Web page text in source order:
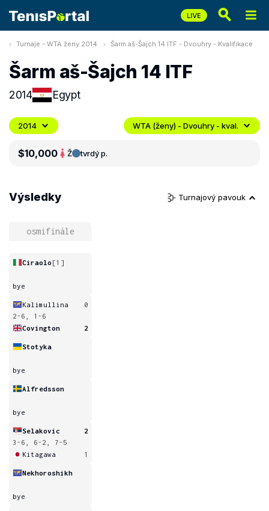
Turnaje - WTA ženy 2014 Šarm aš-Šajch 14 ITF - Dvouhry - Kvalifikace
Šarm aš-Šajch 14 ITF
2014 Egypt
2014 WTA (ženy) - Dvouhry - kval.
$10,000 Ž tvrdý p.
Výsledky Turnajový pavouk
osmifinále
Ciraolo [1]
bye
Kalimullina
0
2-6, 1-6
Covington
2
Stotyka
bye
Alfredsson
bye
Selakovic
2
3-6, 6-2, 7-5
Kitagawa
1
Nekhoroshikh
bye